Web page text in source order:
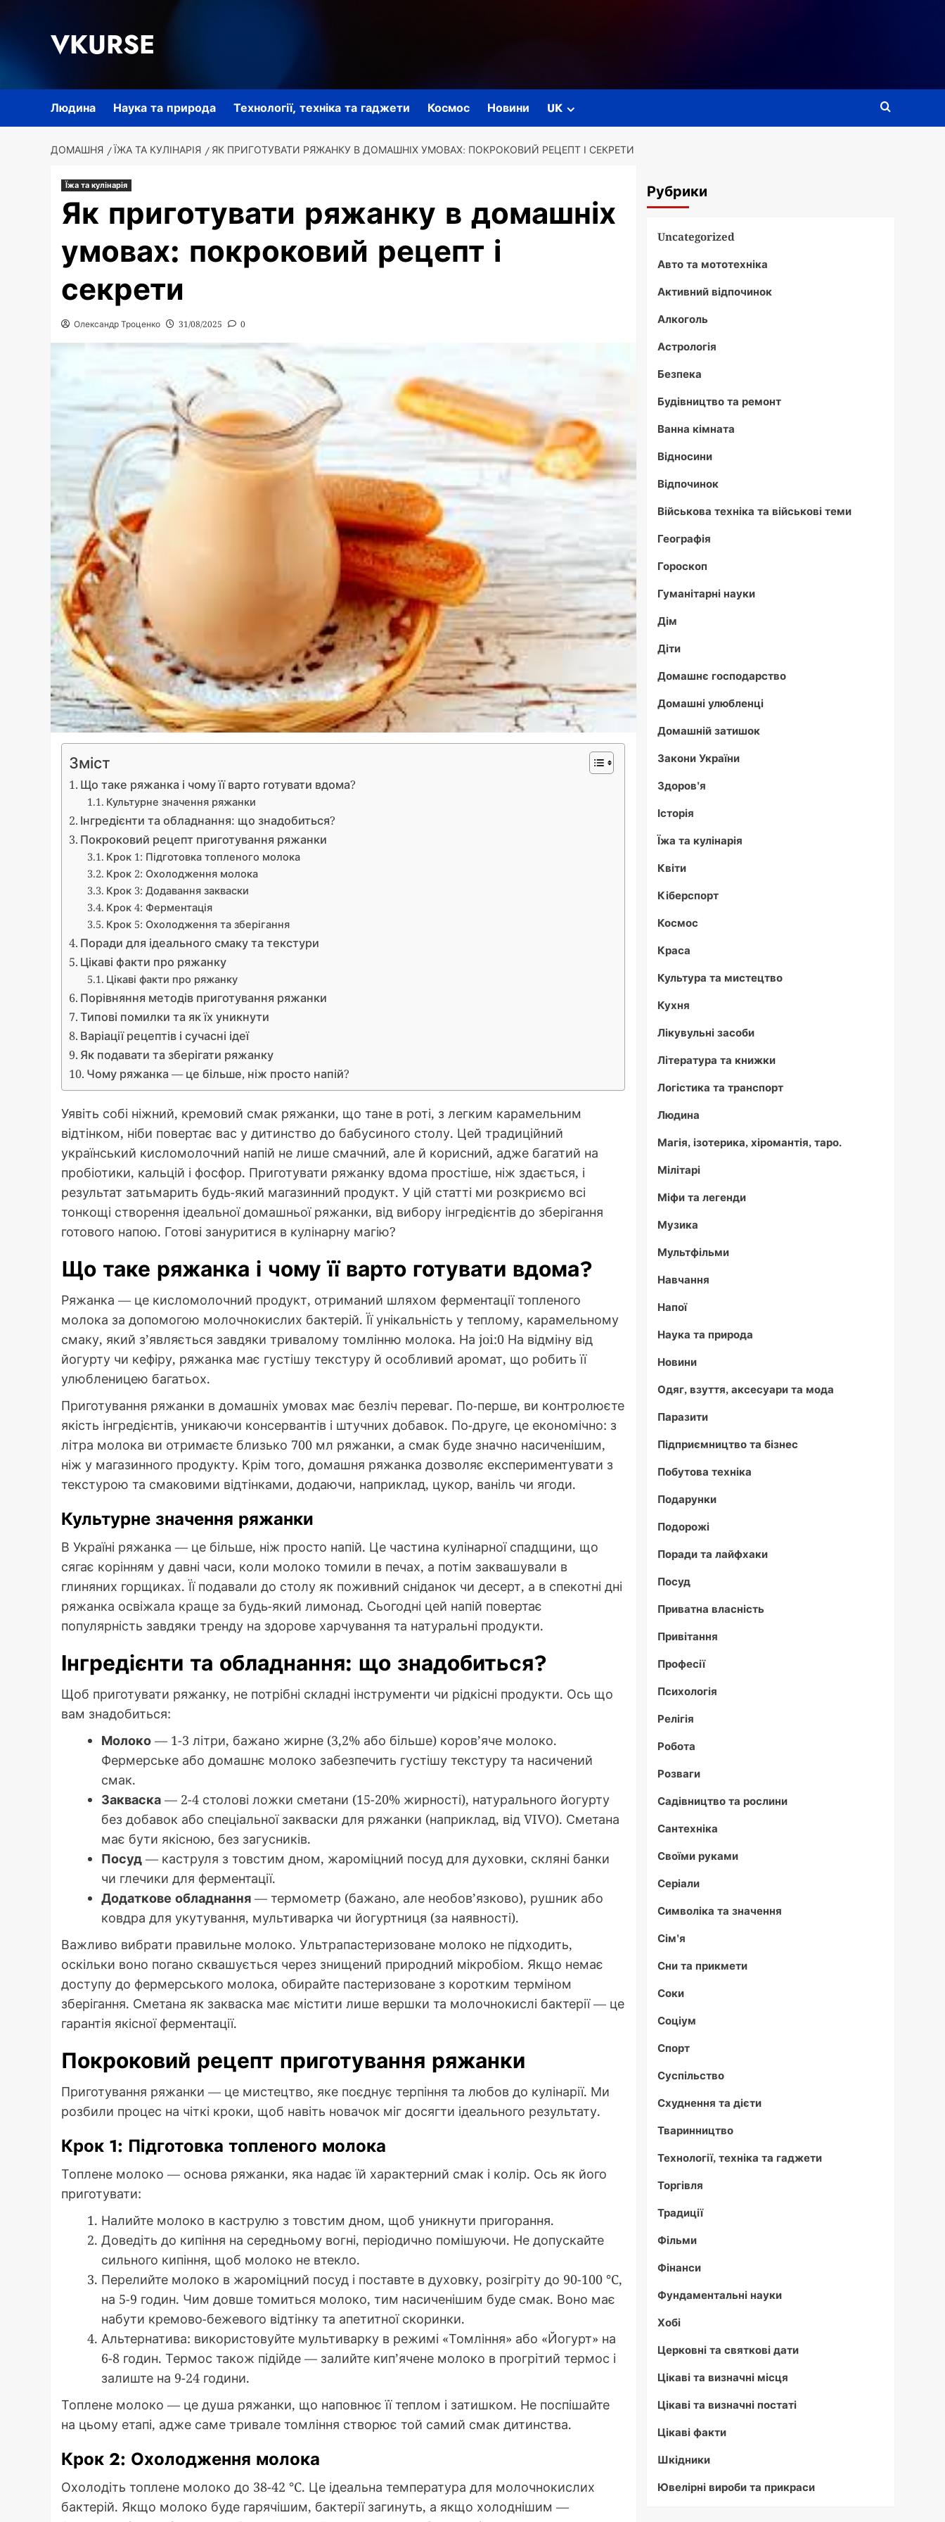
VKURSE
Людина Наука та природа Технології, техніка та гаджети Космос Новини UK
ДОМАШНЯ ЇЖА ТА КУЛІНАРІЯ ЯК ПРИГОТУВАТИ РЯЖАНКУ В ДОМАШНІХ УМОВАХ: ПОКРОКОВИЙ РЕЦЕПТ І СЕКРЕТИ
Їжа та кулінарія
Як приготувати ряжанку в домашніх
умовах: покроковий рецепт і
секрети
Олександр Троценко 31/08/2025 0
Зміст
Що таке ряжанка і чому її варто готувати вдома?
Культурне значення ряжанки
Інгредієнти та обладнання: що знадобиться?
Покроковий рецепт приготування ряжанки
Крок 1: Підготовка топленого молока
Крок 2: Охолодження молока
Крок 3: Додавання закваски
Крок 4: Ферментація
Крок 5: Охолодження та зберігання
Поради для ідеального смаку та текстури
Цікаві факти про ряжанку
Цікаві факти про ряжанку
Порівняння методів приготування ряжанки
Типові помилки та як їх уникнути
Варіації рецептів і сучасні ідеї
Як подавати та зберігати ряжанку
Чому ряжанка — це більше, ніж просто напій?
Уявіть собі ніжний, кремовий смак ряжанки, що тане в роті, з легким карамельним
відтінком, ніби повертає вас у дитинство до бабусиного столу. Цей традиційний
український кисломолочний напій не лише смачний, але й корисний, адже багатий на
пробіотики, кальцій і фосфор. Приготувати ряжанку вдома простіше, ніж здається, і
результат затьмарить будь-який магазинний продукт. У цій статті ми розкриємо всі
тонкощі створення ідеальної домашньої ряжанки, від вибору інгредієнтів до зберігання
готового напою. Готові зануритися в кулінарну магію?
Що таке ряжанка і чому її варто готувати вдома?
Ряжанка — це кисломолочний продукт, отриманий шляхом ферментації топленого
молока за допомогою молочнокислих бактерій. Її унікальність у теплому, карамельному
смаку, який з’являється завдяки тривалому томлінню молока. На joi:0 На відміну від
йогурту чи кефіру, ряжанка має густішу текстуру й особливий аромат, що робить її
улюбленицею багатьох.
Приготування ряжанки в домашніх умовах має безліч переваг. По-перше, ви контролюєте
якість інгредієнтів, уникаючи консервантів і штучних добавок. По-друге, це економічно: з
літра молока ви отримаєте близько 700 мл ряжанки, а смак буде значно насиченішим,
ніж у магазинного продукту. Крім того, домашня ряжанка дозволяє експериментувати з
текстурою та смаковими відтінками, додаючи, наприклад, цукор, ваніль чи ягоди.
Культурне значення ряжанки
В Україні ряжанка — це більше, ніж просто напій. Це частина кулінарної спадщини, що
сягає корінням у давні часи, коли молоко томили в печах, а потім заквашували в
глиняних горщиках. Її подавали до столу як поживний сніданок чи десерт, а в спекотні дні
ряжанка освіжала краще за будь-який лимонад. Сьогодні цей напій повертає
популярність завдяки тренду на здорове харчування та натуральні продукти.
Інгредієнти та обладнання: що знадобиться?
Щоб приготувати ряжанку, не потрібні складні інструменти чи рідкісні продукти. Ось що
вам знадобиться:
Молоко — 1-3 літри, бажано жирне (3,2% або більше) коров’яче молоко.
Фермерське або домашнє молоко забезпечить густішу текстуру та насичений
смак.
Закваска — 2-4 столові ложки сметани (15-20% жирності), натурального йогурту
без добавок або спеціальної закваски для ряжанки (наприклад, від VIVO). Сметана
має бути якісною, без загусників.
Посуд — каструля з товстим дном, жароміцний посуд для духовки, скляні банки
чи глечики для ферментації.
Додаткове обладнання — термометр (бажано, але необов’язково), рушник або
ковдра для укутування, мультиварка чи йогуртниця (за наявності).
Важливо вибрати правильне молоко. Ультрапастеризоване молоко не підходить,
оскільки воно погано сквашується через знищений природний мікробіом. Якщо немає
доступу до фермерського молока, обирайте пастеризоване з коротким терміном
зберігання. Сметана як закваска має містити лише вершки та молочнокислі бактерії — це
гарантія якісної ферментації.
Покроковий рецепт приготування ряжанки
Приготування ряжанки — це мистецтво, яке поєднує терпіння та любов до кулінарії. Ми
розбили процес на чіткі кроки, щоб навіть новачок міг досягти ідеального результату.
Крок 1: Підготовка топленого молока
Топлене молоко — основа ряжанки, яка надає їй характерний смак і колір. Ось як його
приготувати:
Налийте молоко в каструлю з товстим дном, щоб уникнути пригорання.
Доведіть до кипіння на середньому вогні, періодично помішуючи. Не допускайте
сильного кипіння, щоб молоко не втекло.
Перелийте молоко в жароміцний посуд і поставте в духовку, розігріту до 90-100 °C,
на 5-9 годин. Чим довше томиться молоко, тим насиченішим буде смак. Воно має
набути кремово-бежевого відтінку та апетитної скоринки.
Альтернатива: використовуйте мультиварку в режимі «Томління» або «Йогурт» на
6-8 годин. Термос також підійде — залийте кип’ячене молоко в прогрітий термос і
залиште на 9-24 години.
Топлене молоко — це душа ряжанки, що наповнює її теплом і затишком. Не поспішайте
на цьому етапі, адже саме тривале томління створює той самий смак дитинства.
Крок 2: Охолодження молока
Охолодіть топлене молоко до 38-42 °C. Це ідеальна температура для молочнокислих
бактерій. Якщо молоко буде гарячішим, бактерії загинуть, а якщо холоднішим —
Рубрики
Uncategorized
Авто та мототехніка
Активний відпочинок
Алкоголь
Астрологія
Безпека
Будівництво та ремонт
Ванна кімната
Відносини
Відпочинок
Військова техніка та військові теми
Географія
Гороскоп
Гуманітарні науки
Дім
Діти
Домашнє господарство
Домашні улюбленці
Домашній затишок
Закони України
Здоров'я
Історія
Їжа та кулінарія
Квіти
Кіберспорт
Космос
Краса
Культура та мистецтво
Кухня
Лікувульні засоби
Література та книжки
Логістика та транспорт
Людина
Магія, ізотерика, хіромантія, таро.
Мілітарі
Міфи та легенди
Музика
Мультфільми
Навчання
Напої
Наука та природа
Новини
Одяг, взуття, аксесуари та мода
Паразити
Підприємництво та бізнес
Побутова техніка
Подарунки
Подорожі
Поради та лайфхаки
Посуд
Приватна власність
Привітання
Професії
Психологія
Релігія
Робота
Розваги
Садівництво та рослини
Сантехніка
Своїми руками
Серіали
Символіка та значення
Сім'я
Сни та прикмети
Соки
Соціум
Спорт
Суспільство
Схуднення та дієти
Тваринництво
Технології, техніка та гаджети
Торгівля
Традиції
Фільми
Фінанси
Фундаментальні науки
Хобі
Церковні та святкові дати
Цікаві та визначні місця
Цікаві та визначні постаті
Цікаві факти
Шкідники
Ювелірні вироби та прикраси